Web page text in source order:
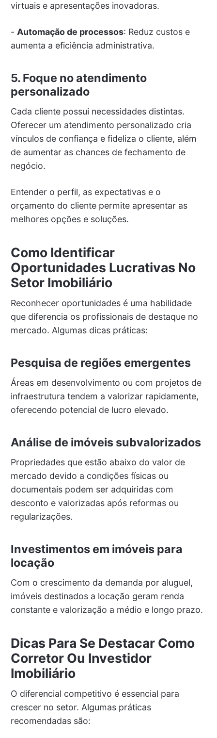
virtuais e apresentações inovadoras.
- Automação de processos: Reduz custos e
aumenta a eficiência administrativa.
5. Foque no atendimento
personalizado
Cada cliente possui necessidades distintas.
Oferecer um atendimento personalizado cria
vínculos de confiança e fideliza o cliente, além
de aumentar as chances de fechamento de
negócio.
Entender o perfil, as expectativas e o
orçamento do cliente permite apresentar as
melhores opções e soluções.
Como Identificar
Oportunidades Lucrativas No
Setor Imobiliário
Reconhecer oportunidades é uma habilidade
que diferencia os profissionais de destaque no
mercado. Algumas dicas práticas:
Pesquisa de regiões emergentes
Áreas em desenvolvimento ou com projetos de
infraestrutura tendem a valorizar rapidamente,
oferecendo potencial de lucro elevado.
Análise de imóveis subvalorizados
Propriedades que estão abaixo do valor de
mercado devido a condições físicas ou
documentais podem ser adquiridas com
desconto e valorizadas após reformas ou
regularizações.
Investimentos em imóveis para
locação
Com o crescimento da demanda por aluguel,
imóveis destinados a locação geram renda
constante e valorização a médio e longo prazo.
Dicas Para Se Destacar Como
Corretor Ou Investidor
Imobiliário
O diferencial competitivo é essencial para
crescer no setor. Algumas práticas
recomendadas são: